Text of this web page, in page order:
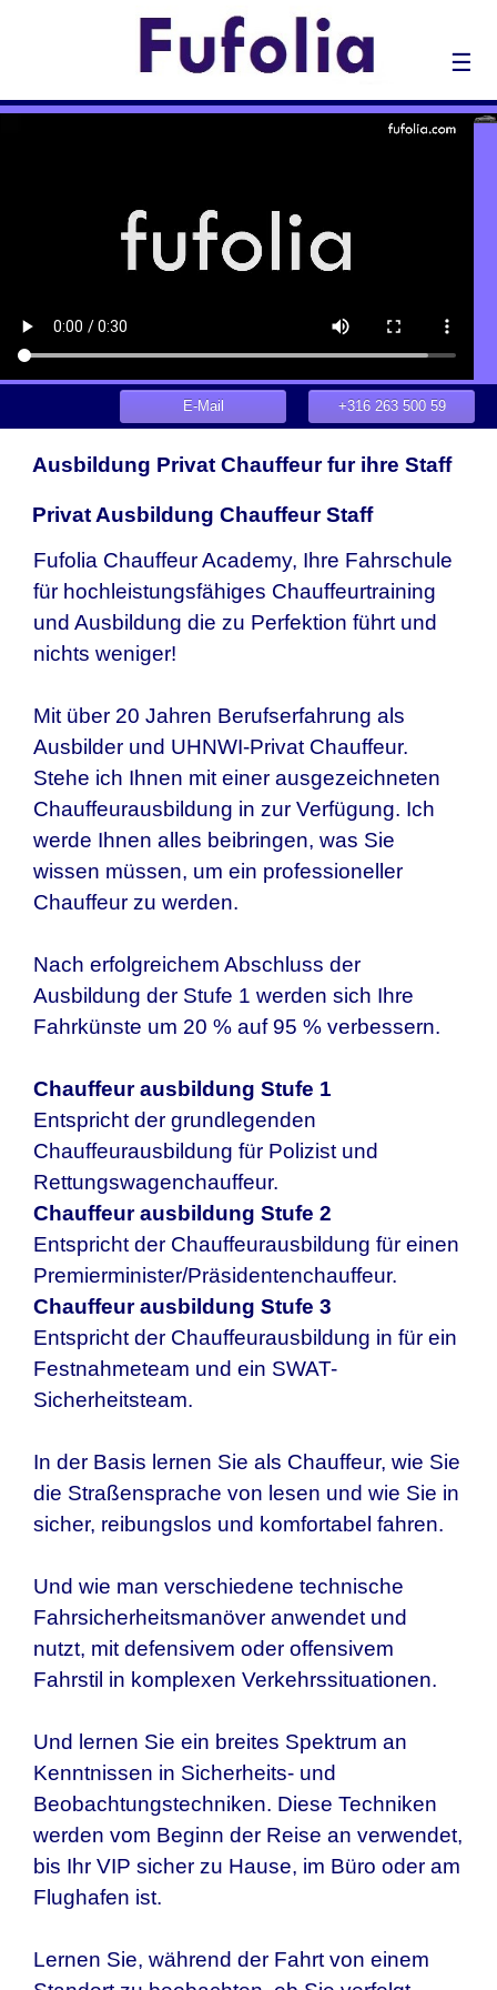
☰
+316 263 500 59
E-Mail
Ausbildung Privat Chauffeur fur ihre Staff
Privat Ausbildung Chauffeur Staff
Fufolia Chauffeur Academy, Ihre Fahrschule
für hochleistungsfähiges Chauffeurtraining
und Ausbildung die zu Perfektion führt und
nichts weniger!
Mit über 20 Jahren Berufserfahrung als
Ausbilder und UHNWI-Privat Chauffeur.
Stehe ich Ihnen mit einer ausgezeichneten
Chauffeurausbildung in zur Verfügung. Ich
werde Ihnen alles beibringen, was Sie
wissen müssen, um ein professioneller
Chauffeur zu werden.
Nach erfolgreichem Abschluss der
Ausbildung der Stufe 1 werden sich Ihre
Fahrkünste um 20 % auf 95 % verbessern.
Chauffeur ausbildung Stufe 1
Entspricht der grundlegenden
Chauffeurausbildung für Polizist und
Rettungswagenchauffeur.
Chauffeur ausbildung Stufe 2
Entspricht der Chauffeurausbildung für einen
Premierminister/Präsidentenchauffeur.
Chauffeur ausbildung Stufe 3
Entspricht der Chauffeurausbildung in für ein
Festnahmeteam und ein SWAT-
Sicherheitsteam.
In der Basis lernen Sie als Chauffeur, wie Sie
die Straßensprache von lesen und wie Sie in
sicher, reibungslos und komfortabel fahren.
Und wie man verschiedene technische
Fahrsicherheitsmanöver anwendet und
nutzt, mit defensivem oder offensivem
Fahrstil in komplexen Verkehrssituationen.
Und lernen Sie ein breites Spektrum an
Kenntnissen in Sicherheits- und
Beobachtungstechniken. Diese Techniken
werden vom Beginn der Reise an verwendet,
bis Ihr VIP sicher zu Hause, im Büro oder am
Flughafen ist.
Lernen Sie, während der Fahrt von einem